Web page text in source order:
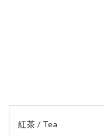
紅茶 / Tea